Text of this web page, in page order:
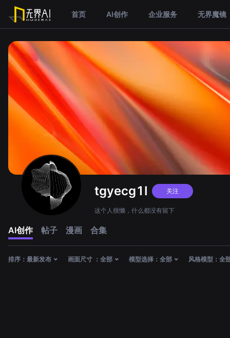
首页 AI创作 企业服务 无界魔镜
tgyecg1I 关注
这个人很懒，什么都没有留下
AI创作 帖子 漫画 合集
排序： 最新发布 画面尺寸 ： 全部 模型选择： 全部 风格模型： 全